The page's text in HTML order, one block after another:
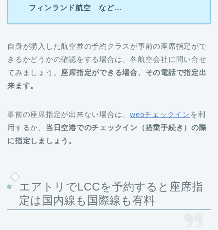
フィンランド航空 など…
自身が購入した航空券の予約クラスが事前の座席指定がで
きるかどうかの確認をする場合は、各航空会社に問い合せ
てみましょう。 座席指定ができる場合、その電話で指定出
来ます。
事前の座席指定が出来ない場合は、webチェックイン を利
用するか、 当日空港でのチェックイン（搭乗手続き）の際
に指定しましょう。
エアトリでLCCを予約すると座席指
定は国内線も国際線も有料